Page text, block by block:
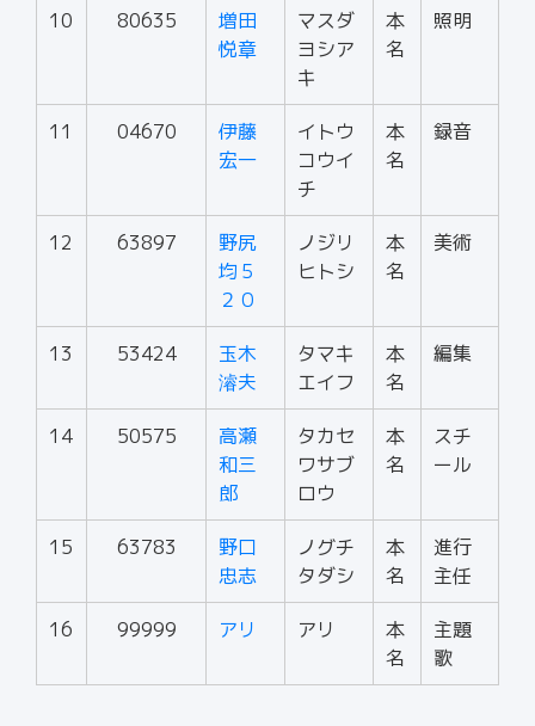
10 80635
増田
悦章
マスダ
ヨシア
キ
本
名
照明
11 04670
伊藤
宏一
イトウ
コウイ
チ
本
名
録音
12 63897
野尻
均５
２０
ノジリ
ヒトシ
本
名
美術
13 53424
玉木
濬夫
タマキ
エイフ
本
名
編集
14 50575
高瀬
和三
郎
タカセ
ワサブ
ロウ
本
名
スチ
ール
15 63783
野口
忠志
ノグチ
タダシ
本
名
進行
主任
16 99999 アリ アリ
本
名
主題
歌